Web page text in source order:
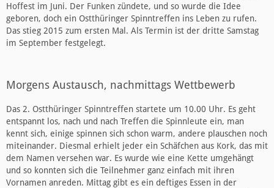
Hoffest im Juni. Der Funken zündete, und so wurde die Idee
geboren, doch ein Ostthüringer Spinntreffen ins Leben zu rufen.
Das stieg 2015 zum ersten Mal. Als Termin ist der dritte Samstag
im September festgelegt.
Morgens Austausch, nachmittags Wettbewerb
Das 2. Ostthüringer Spinntreffen startete um 10.00 Uhr. Es geht
entspannt los, nach und nach Treffen die Spinnleute ein, man
kennt sich, einige spinnen sich schon warm, andere plauschen noch
miteinander. Diesmal erhielt jeder ein Schäfchen aus Kork, das mit
dem Namen versehen war. Es wurde wie eine Kette umgehängt
und so konnten sich die Teilnehmer ganz einfach mit ihren
Vornamen anreden. Mittag gibt es ein deftiges Essen in der